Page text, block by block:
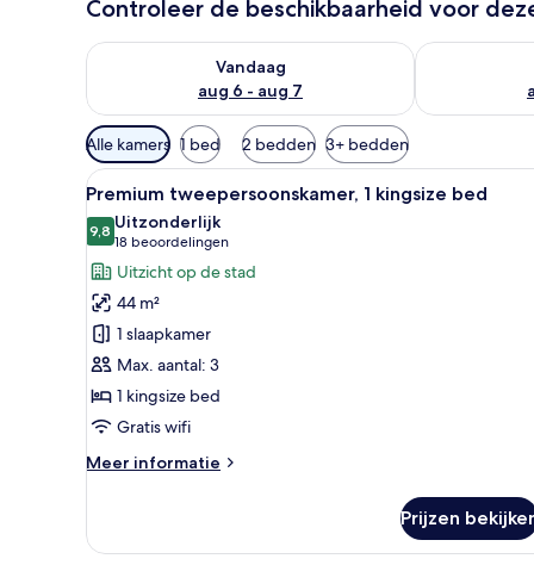
Controleer de beschikbaarheid voor
Vandaag
aug 6 - aug 7
De beschikbaarheid controleren voor vanavond aug
De
Beschikbare
filters
voor
kamers
Alle kamers 1 bed 2 bedden 3+ bedden
Alle
foto's
voor
Premium
tweepersoonskamer,
1
kingsize
bed
laden
Een moderne hotelkamer
8
Premium tweepersoonskamer, 1 kingsize bed
9,89,8 van 10
Uitzonderlijk
18 beoordelingen
(18
beoordelingen)
Uitzicht op de stad
44 m²
1 slaapkamer
Max. aantal: 3
1 kingsize bed
Gratis wifi
Meer informatie
Meer
tweepersoonskamer,
Prijzen